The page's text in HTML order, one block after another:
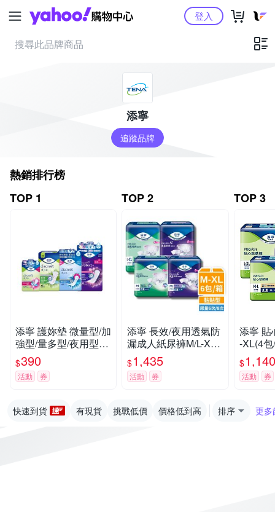
Yahoo購物中心登入
添寧
追蹤品牌
熱銷排行榜
TOP 1
添寧 護妳墊 微量型/加
強型/量多型/夜用型(6
包/箱購)
$390
活動 券
TOP 2
添寧 長效/夜用透氣防
漏成人紙尿褲M/L-XL
(6包/箱購,黏貼型)
$1,435
活動 券
TOP 3
添寧 貼
-XL(4
人紙
$1,140
活動 券
快速到貨 有現貨 挑戰低價 價格低到高 排序 更多